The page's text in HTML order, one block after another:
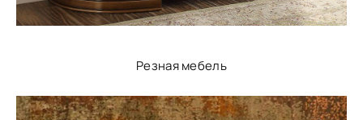
Резная мебель